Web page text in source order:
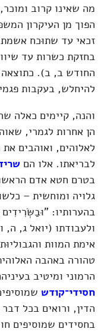
מה שאינו קרוב ומוכר,
הפוך מן העיקרון
זכאי עד שתוּכח
בחזקת כשרות עד
החודש ב, ב). כתוצאה
להיחלש, בעקבות פגמי
והנה, קיימים כאלה
הן אחרות לגמרי,
לאלוהים, ואוהבים את
לבריאתו. אלו הם
בטרם חטא אדם
גלויה ומוחשית –
בהערותיו:
ולעבודתו(יואל ג, ה,
אימת המוות
טהורה באהבה
הרמוני ומיטיב
חסידי־קודששמוסיפים
הדין, ורואים בכל
בחסידים שמוסיפים